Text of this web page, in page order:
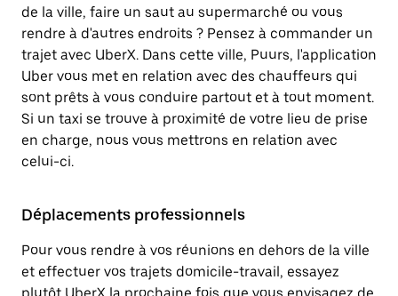
de la ville, faire un saut au supermarché ou vous
rendre à d'autres endroits ? Pensez à commander un
trajet avec UberX. Dans cette ville, Puurs, l'application
Uber vous met en relation avec des chauffeurs qui
sont prêts à vous conduire partout et à tout moment.
Si un taxi se trouve à proximité de votre lieu de prise
en charge, nous vous mettrons en relation avec
celui-ci.
Déplacements professionnels
Pour vous rendre à vos réunions en dehors de la ville
et effectuer vos trajets domicile-travail, essayez